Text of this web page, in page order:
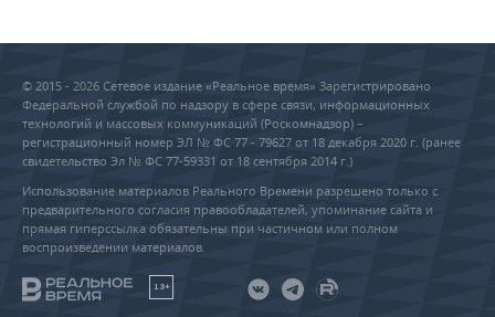
© 2015 - 2026 Сетевое издание «Реальное время» Зарегистрировано
Федеральной службой по надзору в сфере связи, информационных
технологий и массовых коммуникаций (Роскомнадзор) –
регистрационный номер ЭЛ № ФС 77 - 79627 от 18 декабря 2020 г. (ранее
свидетельство Эл № ФС 77-59331 от 18 сентября 2014 г.)
Использование материалов Реального Времени разрешено только с
предварительного согласия правообладателей, упоминание сайта и
прямая гиперссылка обязательны при частичном или полном
воспроизведении материалов.
18+